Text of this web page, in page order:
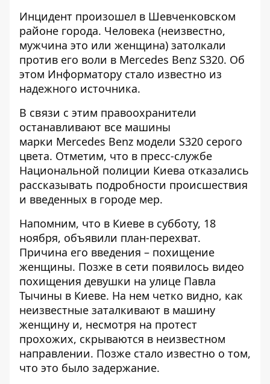
Инцидент произошел в Шевченковском
районе города. Человека (неизвестно,
мужчина это или женщина) затолкали
против его воли в Mercedes Benz S320. Об
этом Информатору стало известно из
надежного источника.
В связи с этим правоохранители
останавливают все машины
марки Mercedes Benz модели S320 серого
цвета. Отметим, что в пресс-службе
Национальной полиции Киева отказались
рассказывать подробности происшествия
и введенных в городе мер.
Напомним, что в Киеве в субботу, 18
ноября, объявили план-перехват.
Причина его введения – похищение
женщины. Позже в сети появилось видео
похищения девушки на улице Павла
Тычины в Киеве. На нем четко видно, как
неизвестные заталкивают в машину
женщину и, несмотря на протест
прохожих, скрываются в неизвестном
направлении. Позже стало известно о том,
что это было задержание.